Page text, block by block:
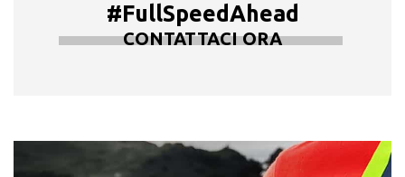
#FullSpeedAhead
CONTATTACI ORA